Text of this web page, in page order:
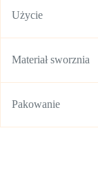
Użycie
Materiał sworznia
Pakowanie